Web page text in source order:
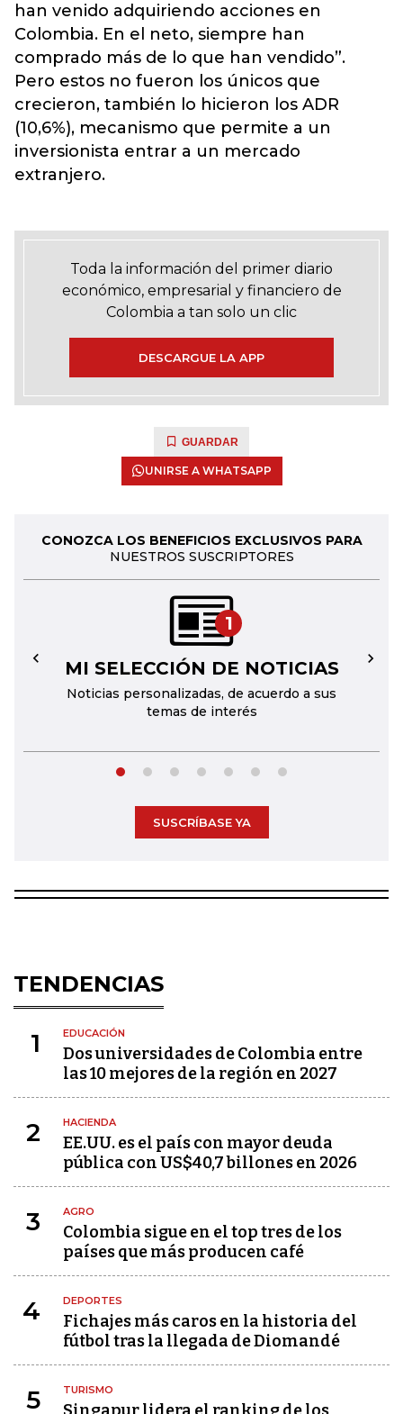
han venido adquiriendo acciones en
Colombia. En el neto, siempre han
comprado más de lo que han vendido”.
Pero estos no fueron los únicos que
crecieron, también lo hicieron los ADR
(10,6%), mecanismo que permite a un
inversionista entrar a un mercado
extranjero.
Toda la información del primer diario
económico, empresarial y financiero de
Colombia a tan solo un clic
DESCARGUE LA APP
GUARDAR
UNIRSE A WHATSAPP
CONOZCA LOS BENEFICIOS EXCLUSIVOS PARA
NUESTROS SUSCRIPTORES
1
MI SELECCIÓN DE NOTICIAS
Noticias personalizadas, de acuerdo a sus
temas de interés
← →
SUSCRÍBASE YA
TENDENCIAS
1 EDUCACIÓN
Dos universidades de Colombia entre
las 10 mejores de la región en 2027
2 HACIENDA
EE.UU. es el país con mayor deuda
pública con US$40,7 billones en 2026
3 AGRO
Colombia sigue en el top tres de los
países que más producen café
4 DEPORTES
Fichajes más caros en la historia del
fútbol tras la llegada de Diomandé
5 TURISMO